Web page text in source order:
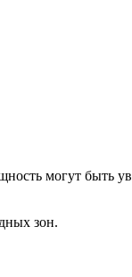
могут быть
зон.